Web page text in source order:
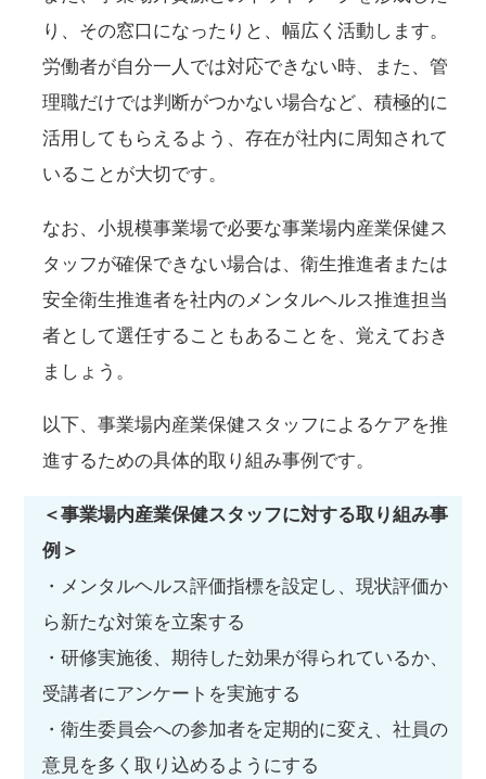
り、その窓口になったりと、幅広く活動します。
労働者が自分一人では対応できない時、また、管
理職だけでは判断がつかない場合など、積極的に
活用してもらえるよう、存在が社内に周知されて
いることが大切です。
なお、小規模事業場で必要な事業場内産業保健ス
タッフが確保できない場合は、衛生推進者または
安全衛生推進者を社内のメンタルヘルス推進担当
者として選任することもあることを、覚えておき
ましょう。
以下、事業場内産業保健スタッフによるケアを推
進するための具体的取り組み事例です。
＜事業場内産業保健スタッフに対する取り組み事
例＞
・メンタルヘルス評価指標を設定し、現状評価か
ら新たな対策を立案する
・研修実施後、期待した効果が得られているか、
受講者にアンケートを実施する
・衛生委員会への参加者を定期的に変え、社員の
意見を多く取り込めるようにする